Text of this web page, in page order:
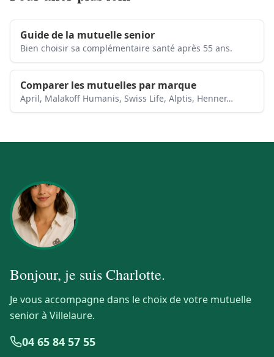
Guide de la mutuelle senior
Bien choisir sa complémentaire santé après 55 ans.
Comparer les mutuelles par marque
April, Malakoff Humanis, Swiss Life, Alptis, Henner…
Bonjour, je suisCharlotte.
Je vous accompagne dans le choix de votre mutuelle
senior à Villelaure.
04 65 84 57 55